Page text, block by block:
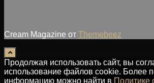
Cream Magazine от Themebeez
Продолжая использовать сайт, вы
использование файлов cookie. Более
информацию можно найти в Политике